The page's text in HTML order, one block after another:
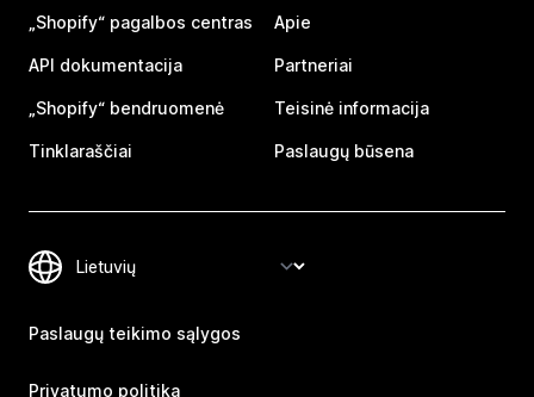
„Shopify“ pagalbos centras
API dokumentacija
„Shopify“ bendruomenė
Tinklaraščiai
Apie
Partneriai
Teisinė informacija
Paslaugų būsena
Paslaugų teikimo sąlygos
Privatumo politika